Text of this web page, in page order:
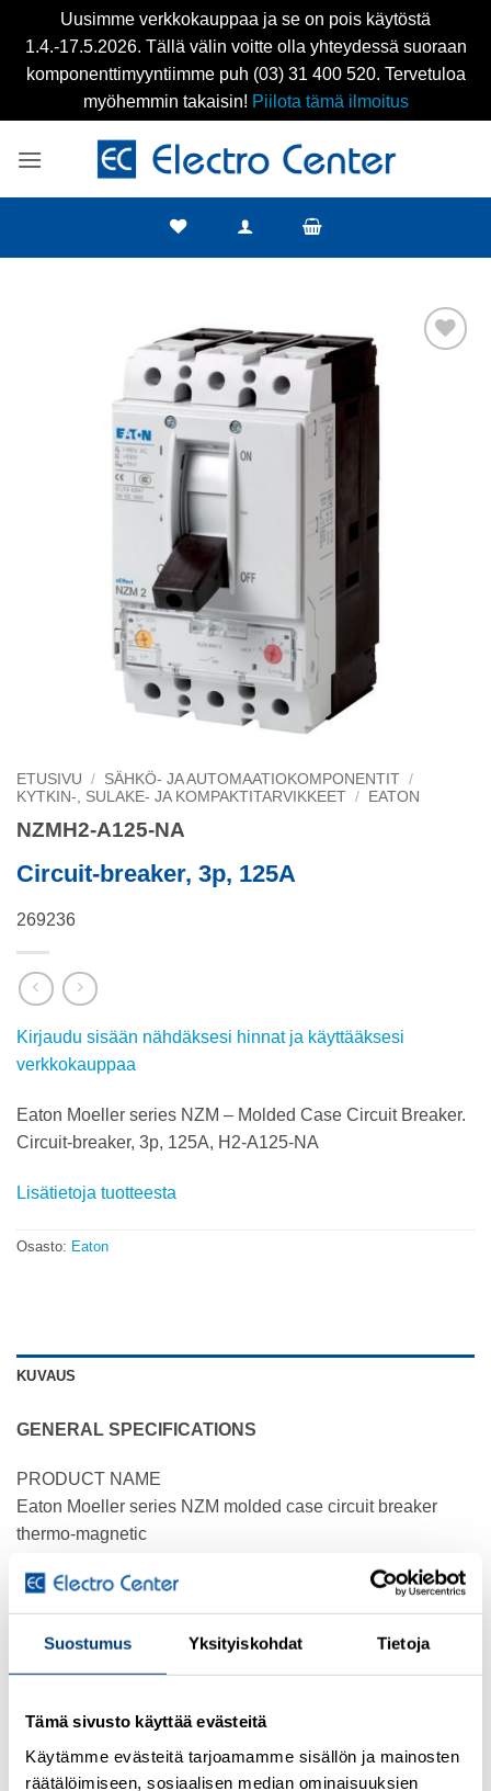
Suostumus Yksityiskohdat Tietoja
Tämä sivusto käyttää evästeitä
Käytämme evästeitä tarjoamamme sisällön ja mainosten
räätälöimiseen, sosiaalisen median ominaisuuksien
Uusimme verkkokauppaa ja se on pois käytöstä
1.4.-17.5.2026. Tällä välin voitte olla yhteydessä suoraan
komponenttimyyntiimme puh (03) 31 400 520. Tervetuloa
myöhemmin takaisin! Piilota tämä ilmoitus
ETUSIVU / SÄHKÖ- JA AUTOMAATIOKOMPONENTIT /
KYTKIN-, SULAKE- JA KOMPAKTITARVIKKEET / EATON
NZMH2-A125-NA
Circuit-breaker, 3p, 125A
269236
Kirjaudu sisään nähdäksesi hinnat ja käyttääksesi
verkkokauppaa
Eaton Moeller series NZM – Molded Case Circuit Breaker.
Circuit-breaker, 3p, 125A, H2-A125-NA
Lisätietoja tuotteesta
Osasto: Eaton
KUVAUS
GENERAL SPECIFICATIONS
PRODUCT NAME
Eaton Moeller series NZM molded case circuit breaker
thermo-magnetic
CATALOG NUMBER
269236
149 mm